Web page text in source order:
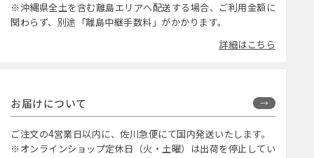
※沖縄県全土を含む離島エリアへ配送する場合、ご利用金額に
関わらず、別途「離島中継手数料」がかかります。
詳細はこちら
お届けについて
ご注文の4営業日以内に、佐川急便にて国内発送いたします。
※オンラインショップ定休日（火・土曜）は出荷を停止してい